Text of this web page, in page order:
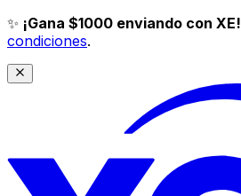
✨ ¡Gana $1000 enviando con XE!
condiciones.